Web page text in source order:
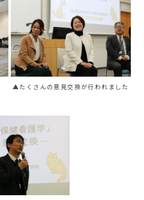
▲たくさんの意見交換が行われました